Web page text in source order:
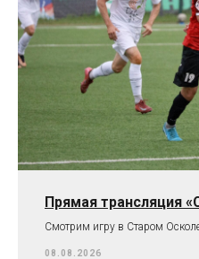
Прямая трансляция
Смотрим игру в Старом
08.08.2026